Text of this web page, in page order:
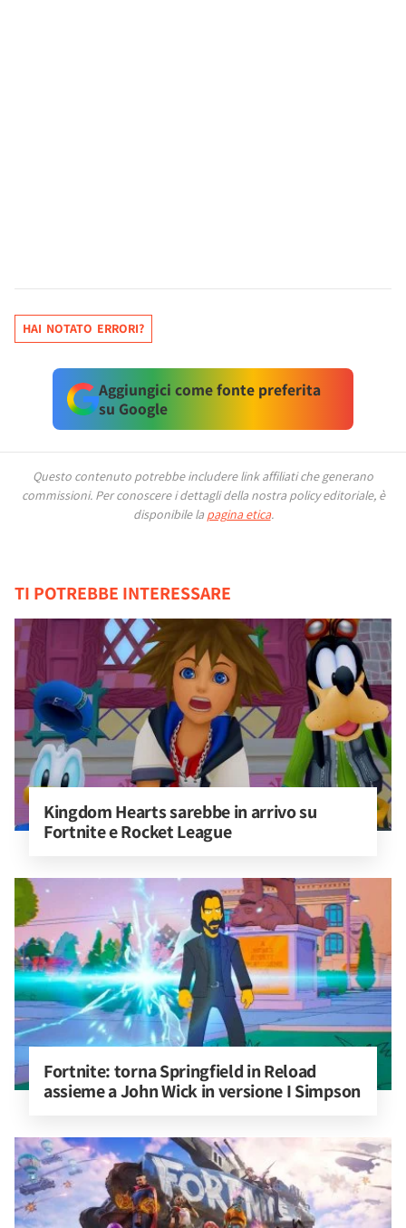
HAI NOTATO ERRORI?
Aggiungici come fonte preferita
su Google
Questo contenuto potrebbe includere link affiliati che generano
commissioni. Per conoscere i dettagli della nostra policy editoriale, è
disponibile la pagina etica.
TI POTREBBE INTERESSARE
Kingdom Hearts sarebbe in arrivo su
Fortnite e Rocket League
Fortnite: torna Springfield in Reload
assieme a John Wick in versione I Simpson